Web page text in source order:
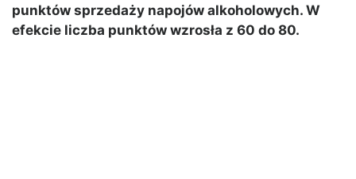
punktów sprzedaży napojów alkoholowych. W
efekcie liczba punktów wzrosła z 60 do 80.